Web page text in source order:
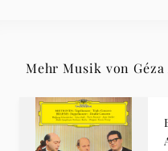
Mehr Musik von Géza